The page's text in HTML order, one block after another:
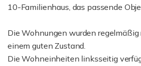
10-Familienhaus, das passende
Die Wohnungen wurden
einem guten Zustand.
Die Wohneinheiten linksseitig